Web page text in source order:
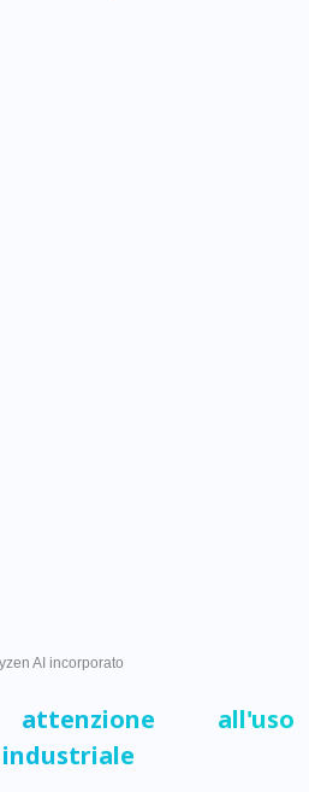
AI incorporato
all'uso